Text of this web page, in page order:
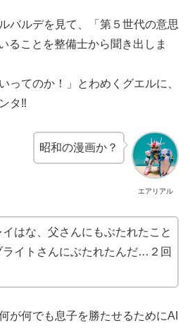
バルデを見て、「第５世代の意思
ることを整備士から聞き出しま
ってのか！」とわめくグエルに、
タ‼
エアリアル
昭和の漫画か？
はな、父さんにもぶたれたこと
ライトさんにぶたれたんだ…２回
が何でも息子を勝たせるためにAI